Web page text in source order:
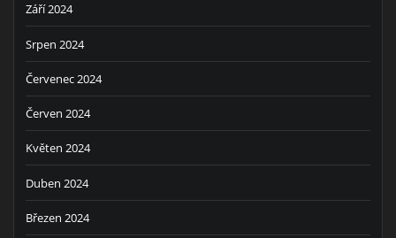
Září 2024
Srpen 2024
Červenec 2024
Červen 2024
Květen 2024
Duben 2024
Březen 2024